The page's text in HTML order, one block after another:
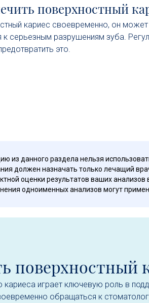
поверхностный
кариес своевременно, он
к серьезным разрушениям зуба.
это.
из данного раздела нельзя
должен назначать только лечащий
оценки результатов ваших
одноименных анализов могут
поверхностный
кариеса играет ключевую роль в
обращаться к